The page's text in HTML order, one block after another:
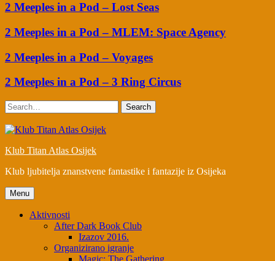
2 Meeples in a Pod – Lost Seas
2 Meeples in a Pod – MLEM: Space Agency
2 Meeples in a Pod – Voyages
2 Meeples in a Pod – 3 Ring Circus
Search
Klub Titan Atlas Osijek
Klub ljubitelja znanstvene fantastike i fantazije iz Osijeka
Menu
Aktivnosti
After Dark Book Club
Izazov 2016.
Organizirano igranje